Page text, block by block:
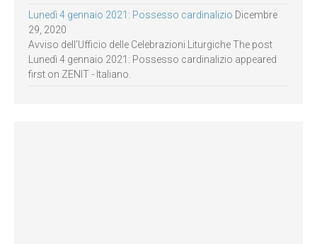
Lunedì 4 gennaio 2021: Possesso cardinalizio Dicembre
29, 2020
Avviso dell’Ufficio delle Celebrazioni Liturgiche The post
Lunedì 4 gennaio 2021: Possesso cardinalizio appeared
first on ZENIT - Italiano.